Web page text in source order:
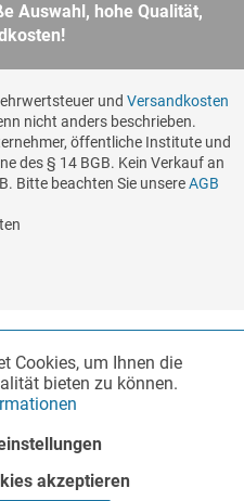
Auswahl, hohe Qualität,
und Versandkosten
nicht anders beschrieben.
öffentliche Institute und
des § 14 BGB. Kein Verkauf an
Bitte beachten Sie unsereAGB
Aktiv
Cookies, um Ihnen die
bieten zu können.
akzeptieren